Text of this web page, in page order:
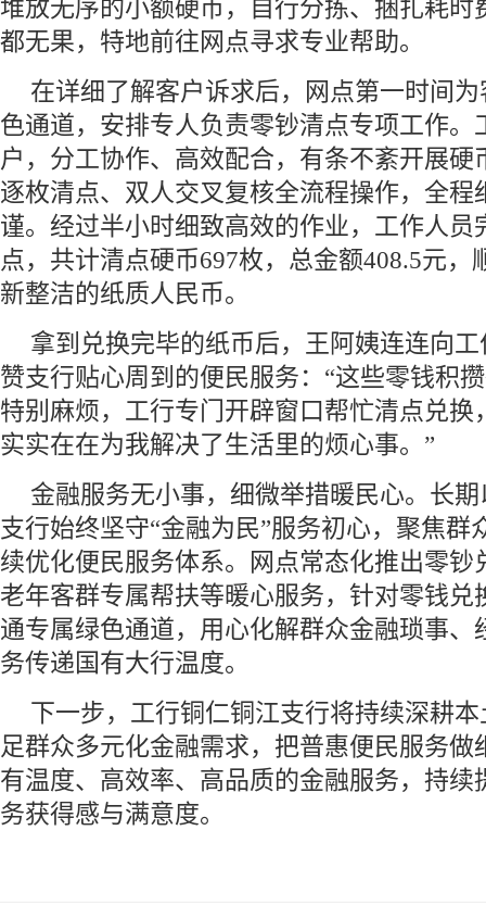
堆放无序的小额硬币，自行分拣、捆扎耗时
都无果，特地前往网点寻求专业帮助。
在详细了解客户诉求后，网点第一时间
色通道，安排专人负责零钞清点专项工作。
户，分工协作、高效配合，有条不紊开展硬
逐枚清点、双人交叉复核全流程操作，全程
谨。经过半小时细致高效的作业，工作人员
点，共计清点硬币697枚，总金额408.5元，
新整洁的纸质人民币。
拿到兑换完毕的纸币后，王阿姨连连向
赞支行贴心周到的便民服务：“这些零钱积
特别麻烦，工行专门开辟窗口帮忙清点兑换
实实在在为我解决了生活里的烦心事。”
金融服务无小事，细微举措暖民心。长
支行始终坚守“金融为民”服务初心，聚焦群
续优化便民服务体系。网点常态化推出零钞
老年客群专属帮扶等暖心服务，针对零钱兑
通专属绿色通道，用心化解群众金融琐事、
务传递国有大行温度。
下一步，工行铜仁铜江支行将持续深耕
足群众多元化金融需求，把普惠便民服务做
有温度、高效率、高品质的金融服务，持续
务获得感与满意度。